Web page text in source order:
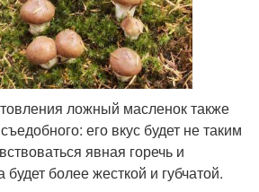
ложный масленок также
его вкус будет не таким
явная горечь и
будет более жесткой и губчатой.